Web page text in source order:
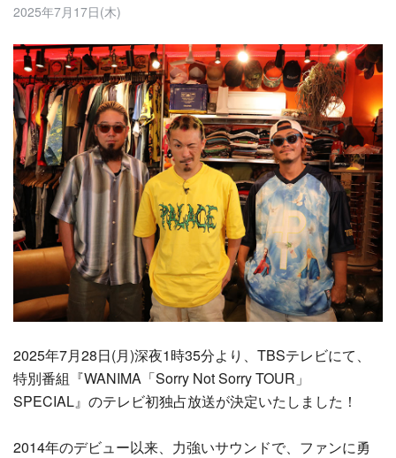
2025年7月17日(木)
2025年7月28日(月)深夜1時35分より、TBSテレビにて、
特別番組『WANIMA「Sorry Not Sorry TOUR」
SPECIAL』のテレビ初独占放送が決定いたしました！
2014年のデビュー以来、力強いサウンドで、ファンに勇